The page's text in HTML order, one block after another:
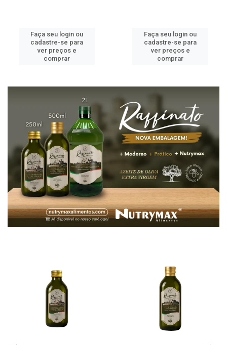
Faça seu login ou
cadastre-se para
ver preços e
comprar
Faça seu login ou
cadastre-se para
ver preços e
comprar